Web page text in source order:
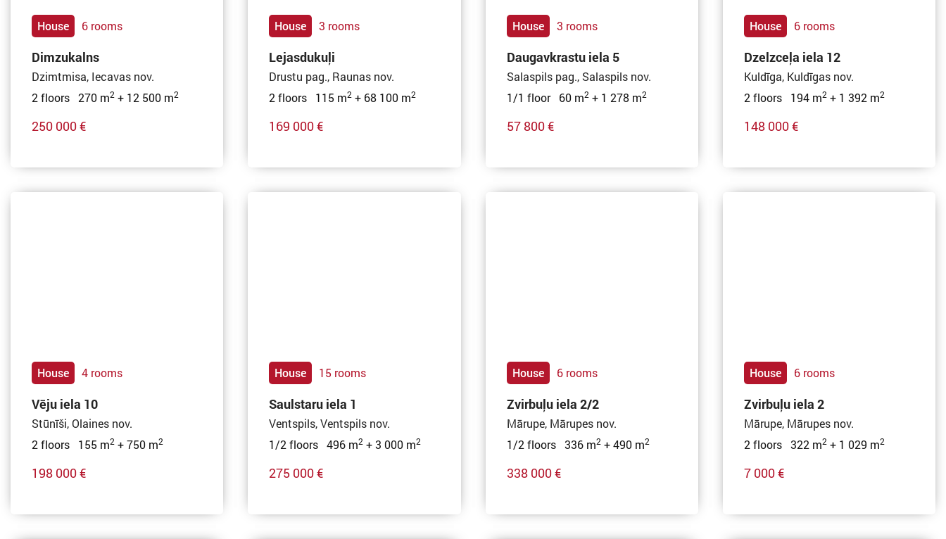
House 6 rooms
Dimzukalns
Dzimtmisa, Iecavas nov.
2 floors 270 m2 + 12 500 m2
250 000 €
House 3 rooms
Lejasdukuļi
Drustu pag., Raunas nov.
2 floors 115 m2 + 68 100 m2
169 000 €
House 3 rooms
Daugavkrastu iela 5
Salaspils pag., Salaspils nov.
1/1 floor 60 m2+ 1 278 m2
57 800 €
House 6 rooms
Dzelzceļa iela 12
Kuldīga, Kuldīgas nov.
2 floors 194 m2+ 1 392 m2
148 000 €
House 4 rooms
Vēju iela 10
Stūnīši, Olaines nov.
2 floors 155 m2 + 750 m2
198 000 €
House 15 rooms
Saulstaru iela 1
Ventspils, Ventspils nov.
1/2 floors 496 m2 + 3 000 m2
275 000 €
House 6 rooms
Zvirbuļu iela 2/2
Mārupe, Mārupes nov.
1/2 floors 336 m2+ 490 m2
338 000 €
House 6 rooms
Zvirbuļu iela 2
Mārupe, Mārupes nov.
2 floors 322 m2+ 1 029 m2
7 000 €